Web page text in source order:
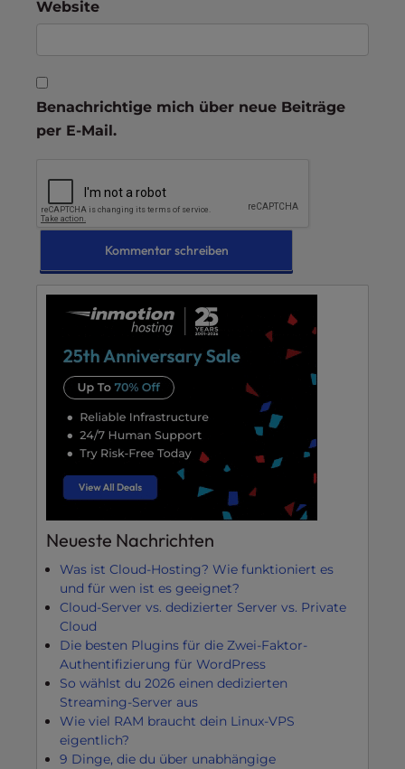
Website
Benachrichtige mich über neue Beiträge
per E-Mail.
Neueste Nachrichten
Was ist Cloud-Hosting? Wie funktioniert es
und für wen ist es geeignet?
Cloud-Server vs. dedizierter Server vs. Private
Cloud
Die besten Plugins für die Zwei-Faktor-
Authentifizierung für WordPress
So wählst du 2026 einen dedizierten
Streaming-Server aus
Wie viel RAM braucht dein Linux-VPS
eigentlich?
9 Dinge, die du über unabhängige